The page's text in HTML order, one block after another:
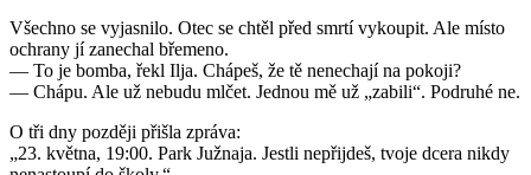
Všechno se vyjasnilo. Otec se chtěl před smrtí vykoupit. Ale místo
ochrany jí zanechal břemeno.
— To je bomba, řekl Ilja. Chápeš, že tě nenechají na pokoji?
— Chápu. Ale už nebudu mlčet. Jednou mě už „zabili“. Podruhé ne.
O tři dny později přišla zpráva:
„23. května, 19:00. Park Južnaja. Jestli nepřijdeš, tvoje dcera nikdy